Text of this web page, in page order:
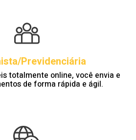
Previdenciária
totalmente online, você envia e
de forma rápida e ágil.